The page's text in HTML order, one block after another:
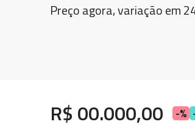
Preço agora, variação em
R$ 00.000,00 -%